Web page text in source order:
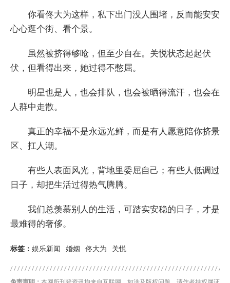
你看佟大为这样，私下出门没人围堵，反而能安安
心心逛个街、看个景。
虽然被挤得够呛，但至少自在。关悦状态起起伏
伏，但看得出来，她过得不憋屈。
明星也是人，也会排队，也会被晒得流汗，也会在
人群中走散。
真正的幸福不是永远光鲜，而是有人愿意陪你挤景
区、扛人潮。
有些人表面风光，背地里委屈自己；有些人低调过
日子，却把生活过得热气腾腾。
我们总羡慕别人的生活，可踏实安稳的日子，才是
最难得的奢侈。
标签： 娱乐新闻 婚姻 佟大为 关悦